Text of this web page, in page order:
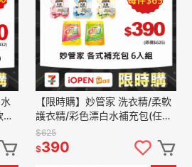
【限時購】妙管家 洗衣精/柔軟
護衣精/彩色漂白水補充包(任選
賣場)
$625
$390